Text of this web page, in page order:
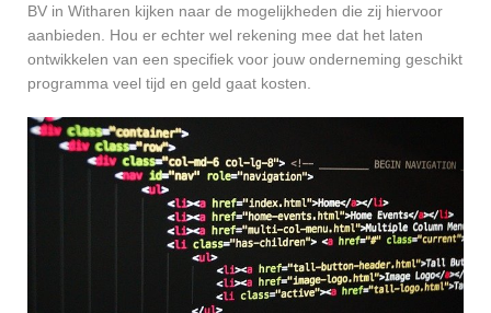
BV in Witharen kijken naar de mogelijkheden die zij hiervoor
aanbieden. Hou er echter wel rekening mee dat het laten
ontwikkelen van een specifiek voor jouw onderneming geschikt
programma veel tijd en geld gaat kosten.